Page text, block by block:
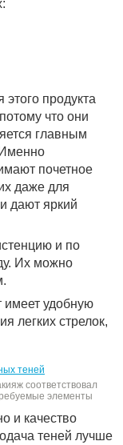
этого продукта
что они
главным
почетное
даже для
дают яркий
и по
Их можно
имеет удобную
легких стрелок,
соответствовал
элементы
и качество
теней лучше